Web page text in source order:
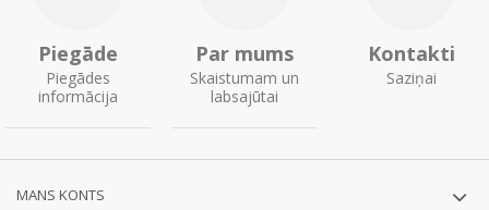
Piegāde
Piegādes
informācija
Par mums
Skaistumam un
labsajūtai
Kontakti
Saziņai
MANS KONTS